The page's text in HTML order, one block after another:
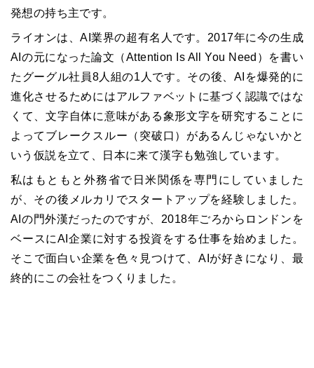
発想の持ち主です。
ライオンは、AI業界の超有名人です。2017年に今の生成
AIの元になった論文（Attention Is All You Need）を書い
たグーグル社員8人組の1人です。その後、AIを爆発的に
進化させるためにはアルファベットに基づく認識ではな
くて、文字自体に意味がある象形文字を研究することに
よってブレークスルー（突破口）があるんじゃないかと
いう仮説を立て、日本に来て漢字も勉強しています。
私はもともと外務省で日米関係を専門にしていました
が、その後メルカリでスタートアップを経験しました。
AIの門外漢だったのですが、2018年ごろからロンドンを
ベースにAI企業に対する投資をする仕事を始めました。
そこで面白い企業を色々見つけて、AIが好きになり、最
終的にこの会社をつくりました。